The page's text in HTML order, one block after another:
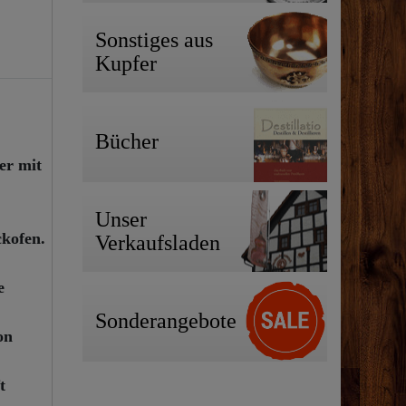
mit
Sonstiges aus
Kupfer
Bücher
Unser
Verkaufsladen
Sonderangebote